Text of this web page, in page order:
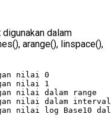
dalam
arange(), linspace(),
nilai 0
nilai 1
nilai dalam range
nilai dalam interval
nilai log Base10